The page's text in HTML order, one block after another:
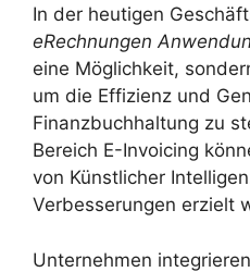
In der heutigen
eRechnungen
eine Möglichkeit,
um die Effizienz und
Finanzbuchhaltung zu
Bereich E-Invoicing
von Künstlicher
Verbesserungen erzielt
Unternehmen